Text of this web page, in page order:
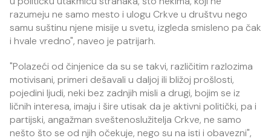
razumeju ne samo mesto i ulogu Crkve u društvu nego
samu suštinu njene misije u svetu, izgleda smisleno pa čak
i hvale vredno", naveo je patrijarh.
"Polazeći od činjenice da su se takvi, različitim razlozima
motivisani, primeri dešavali u daljoj ili bližoj prošlosti,
pojedini ljudi, neki bez zadnjih misli a drugi, bojim se iz
ličnih interesa, imaju i šire utisak da je aktivni politički, pa i
partijski, angažman sveštenoslužitelja Crkve, ne samo
nešto što se od njih očekuje, nego su na isti i obavezni",